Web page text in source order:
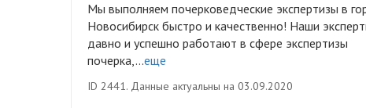
Мы выполняем почерковедческие экспертизы в
Новосибирск быстро и качественно! Наши
давно и успешно работают в сфере экспертизы
почерка,...еще
ID 2441. Данные актуальны на 03.09.2020